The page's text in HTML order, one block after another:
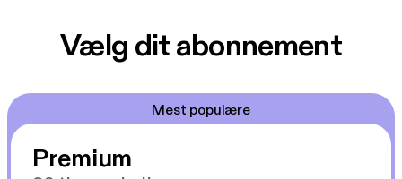
Vælg dit abonnement
Mest populære
Premium